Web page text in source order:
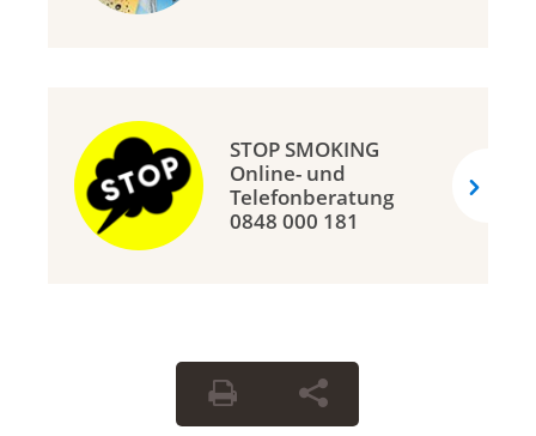
STOP SMOKING
Online- und
Telefonberatung
0848 000 181